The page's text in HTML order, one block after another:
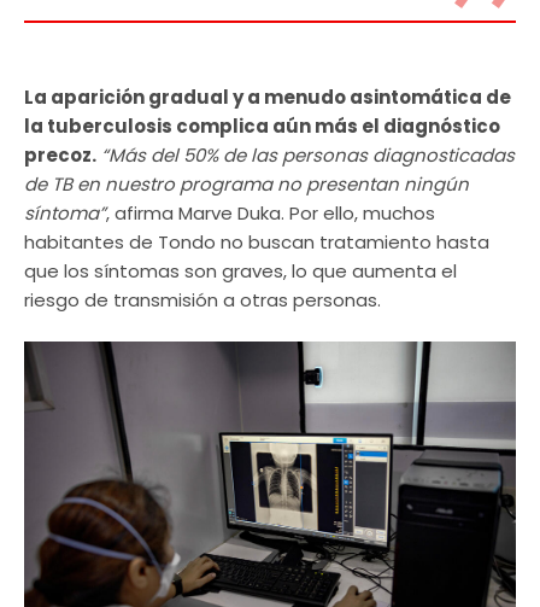
La aparición gradual y a menudo asintomática de
la tuberculosis complica aún más el diagnóstico
precoz. “Más del 50% de las personas diagnosticadas
de TB en nuestro programa no presentan ningún
síntoma”, afirma Marve Duka. Por ello, muchos
habitantes de Tondo no buscan tratamiento hasta
que los síntomas son graves, lo que aumenta el
riesgo de transmisión a otras personas.